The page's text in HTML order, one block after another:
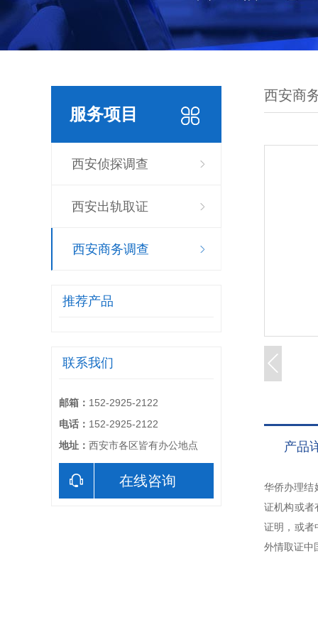
服务项目
西安侦探调查
西安出轨取证
西安商务调查
推荐产品
联系我们
邮箱： 152-2925-2122
电话： 152-2925-2122
地址： 西安市各区皆有办公地点
在线咨询
西安商
产品
华侨办理
证机构或者
证明，或
外情取证中